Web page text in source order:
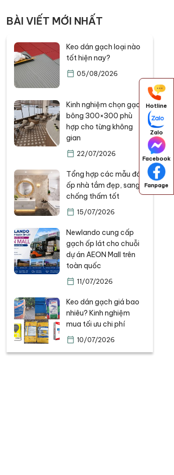
BÀI VIẾT MỚI NHẤT
Keo dán gạch loại nào
tốt hiện nay?
05/08/2026
Kinh nghiệm chọn gạch
bông 300×300 phù
hợp cho từng không
gian
22/07/2026
Tổng hợp các mẫu đá
ốp nhà tắm đẹp, sang,
chống thấm tốt
15/07/2026
Newlando cung cấp
gạch ốp lát cho chuỗi
dự án AEON Mall trên
toàn quốc
11/07/2026
Keo dán gạch giá bao
nhiêu? Kinh nghiệm
mua tối ưu chi phí
10/07/2026
Hotline
Zalo
Facebook
Fanpage